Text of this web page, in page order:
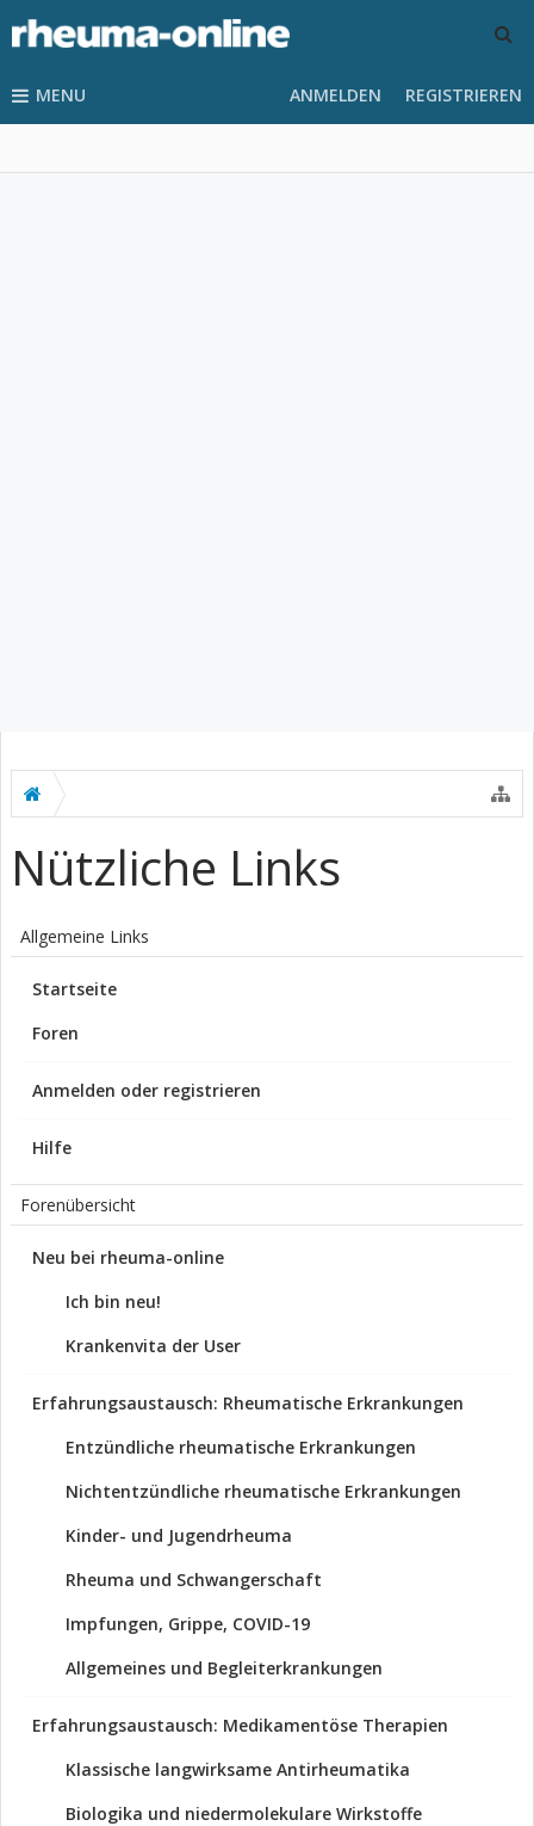
MENU ANMELDEN REGISTRIEREN
Nützliche Links
Allgemeine Links
Startseite
Foren
Anmelden oder registrieren
Hilfe
Forenübersicht
Neu bei rheuma-online
Ich bin neu!
Krankenvita der User
Erfahrungsaustausch: Rheumatische Erkrankungen
Entzündliche rheumatische Erkrankungen
Nichtentzündliche rheumatische Erkrankungen
Kinder- und Jugendrheuma
Rheuma und Schwangerschaft
Impfungen, Grippe, COVID-19
Allgemeines und Begleiterkrankungen
Erfahrungsaustausch: Medikamentöse Therapien
Klassische langwirksame Antirheumatika
Biologika und niedermolekulare Wirkstoffe